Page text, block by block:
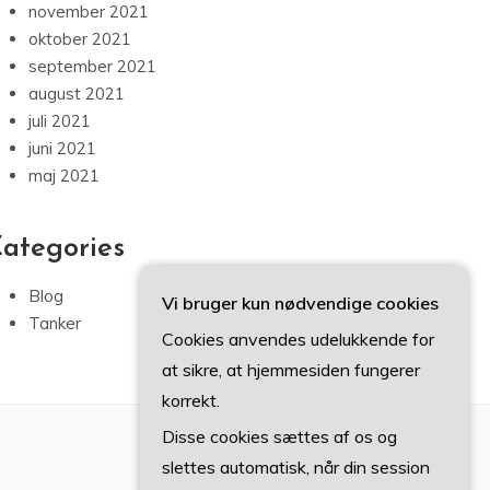
november 2021
oktober 2021
september 2021
august 2021
juli 2021
juni 2021
maj 2021
Blog
Tanker
Vi bruger kun nødvendige cookies
Cookies anvendes udelukkende for
at sikre, at hjemmesiden fungerer
korrekt.
Disse cookies sættes af os og
slettes automatisk, når din session